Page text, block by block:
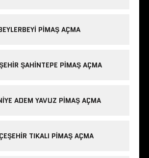
PIMAŞ AÇMA
ŞAHINTEPE PIMAŞ AÇMA
ADEM YAVUZ PIMAŞ AÇMA
TIKALI PIMAŞ AÇMA